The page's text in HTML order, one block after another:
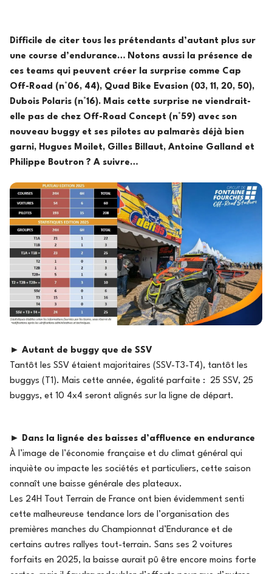
Difficile de citer tous les prétendants d’autant plus sur
une course d’endurance… Notons aussi la présence de
ces teams qui peuvent créer la surprise comme Cap
Off-Road (n°06, 44), Quad Bike Evasion (03, 11, 20, 50),
Dubois Polaris (n°16). Mais cette surprise ne viendrait-
elle pas de chez Off-Road Concept (n°59) avec son
nouveau buggy et ses pilotes au palmarès déjà bien
garni, Hugues Moilet, Gilles Billaut, Antoine Galland et
Philippe Boutron ? A suivre…
► Autant de buggy que de SSV
Tantôt les SSV étaient majoritaires (SSV-T3-T4), tantôt les
buggys (T1). Mais cette année, égalité parfaite : 25 SSV, 25
buggys, et 10 4x4 seront alignés sur la ligne de départ.
►
Dans la lignée des baisses d’affluence en endurance
À l’image de l’économie française et du climat général qui
inquiète ou impacte les sociétés et particuliers, cette saison
connaît une baisse générale des plateaux.
Les 24H Tout Terrain de France ont bien évidemment senti
cette malheureuse tendance lors de l’organisation des
premières manches du Championnat d’Endurance et de
certains autres rallyes tout-terrain. Sans ses 2 voitures
forfaits en 2025, la baisse aurait pû être encore moins forte